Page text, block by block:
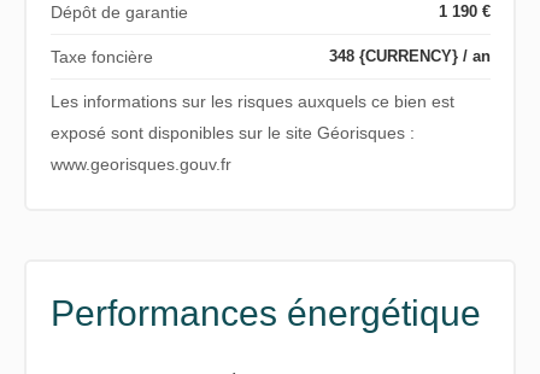
Dépôt de garantie 1 190 €
Taxe foncière 348 {CURRENCY} / an
Les informations sur les risques auxquels ce bien est
exposé sont disponibles sur le site Géorisques :
www.georisques.gouv.fr
Performances énergétique